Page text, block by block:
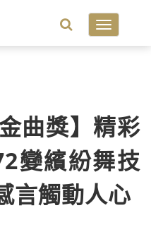
Toggle
曲獎】精彩
變繽紛舞技
言觸動人心